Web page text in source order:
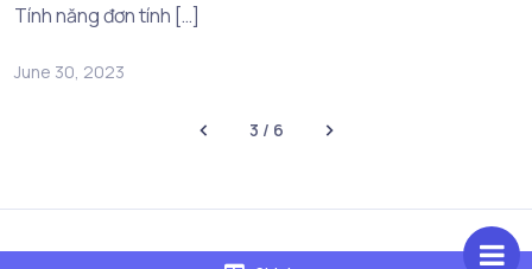
Tính năng đơn tính […]
June 30, 2023
3 / 6